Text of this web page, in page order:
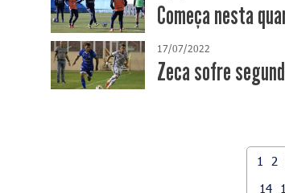
Começa nesta
17/07/2022
Zeca sofre
1 2
14